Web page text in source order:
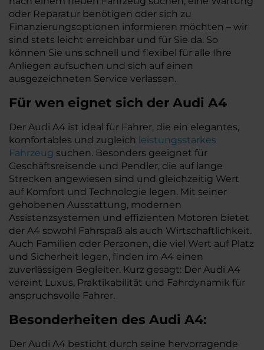
oder Reparatur benötigen oder sich zu
Finanzierungsoptionen informieren möchten – wir
sind stets leicht erreichbar und für Sie da. So
können Sie uns schnell und flexibel für alle Ihre
Anliegen aufsuchen und sich auf einen
ausgezeichneten Service verlassen.
Für wen eignet sich der Audi A4
Der Audi A4 ist ideal für Fahrer, die ein elegantes,
komfortables und zugleich leistungsstarkes
Fahrzeug suchen. Besonders geeignet für
Geschäftsreisende und Pendler, die auf lange
Strecken angewiesen sind und gleichzeitig Wert
auf Komfort und Technologie legen. Mit seiner
gehobenen Ausstattung, modernen
Assistenzsystemen und effizienten Motoren bietet
der A4 sowohl Fahrspaß als auch Wirtschaftlichkeit.
Auch Familien oder Personen, die viel Wert auf Platz
und Sicherheit legen, finden im A4 einen
zuverlässigen Begleiter. Kurz gesagt: Der Audi A4
vereint Luxus, Praktikabilität und Fahrdynamik für
anspruchsvolle Fahrer.
Besonderheiten des Audi A4:
Der Audi A4 besticht durch seine hervorragende